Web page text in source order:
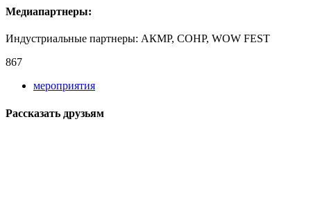
Медиапартнеры:
Индустриальные партнеры: АКМР, СОНР, WOW FEST
867
мероприятия
Рассказать друзьям